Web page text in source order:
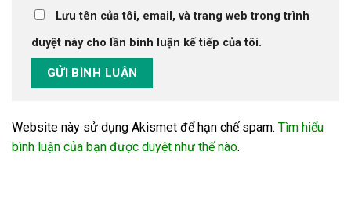
Lưu tên của tôi, email, và trang web trong trình
duyệt này cho lần bình luận kế tiếp của tôi.
Website này sử dụng Akismet để hạn chế spam. Tìm hiểu
bình luận của bạn được duyệt như thế nào.